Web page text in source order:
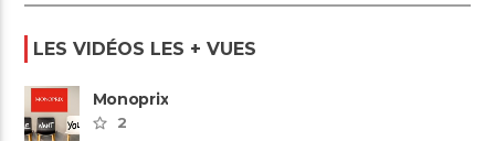
LES VIDÉOS LES + VUES
Monoprix
2